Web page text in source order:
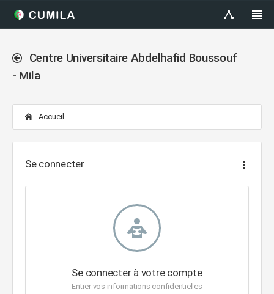
Centre Universitaire Abdelhafid Boussouf
- Mila
Accueil
Se connecter
Se connecter à votre compte
Entrer vos informations confidentielles